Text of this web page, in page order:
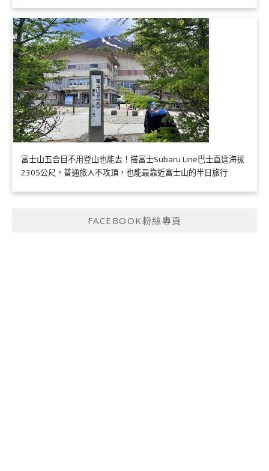
富士山五合目不用登山也能去！搭富士Subaru Line巴士直達海拔
2305公尺，普通旅人不攻頂，也能最靠近富士山的半日旅行
FACEBOOK粉絲專頁